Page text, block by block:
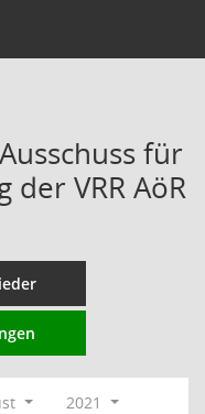
für
VRR AöR
2021